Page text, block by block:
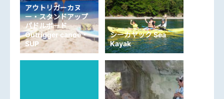
アウトリガーカヌ
ー・スタンドアップ
パドルボード
Outrigger canoe・
SUP
シーカヤック Sea
Kayak